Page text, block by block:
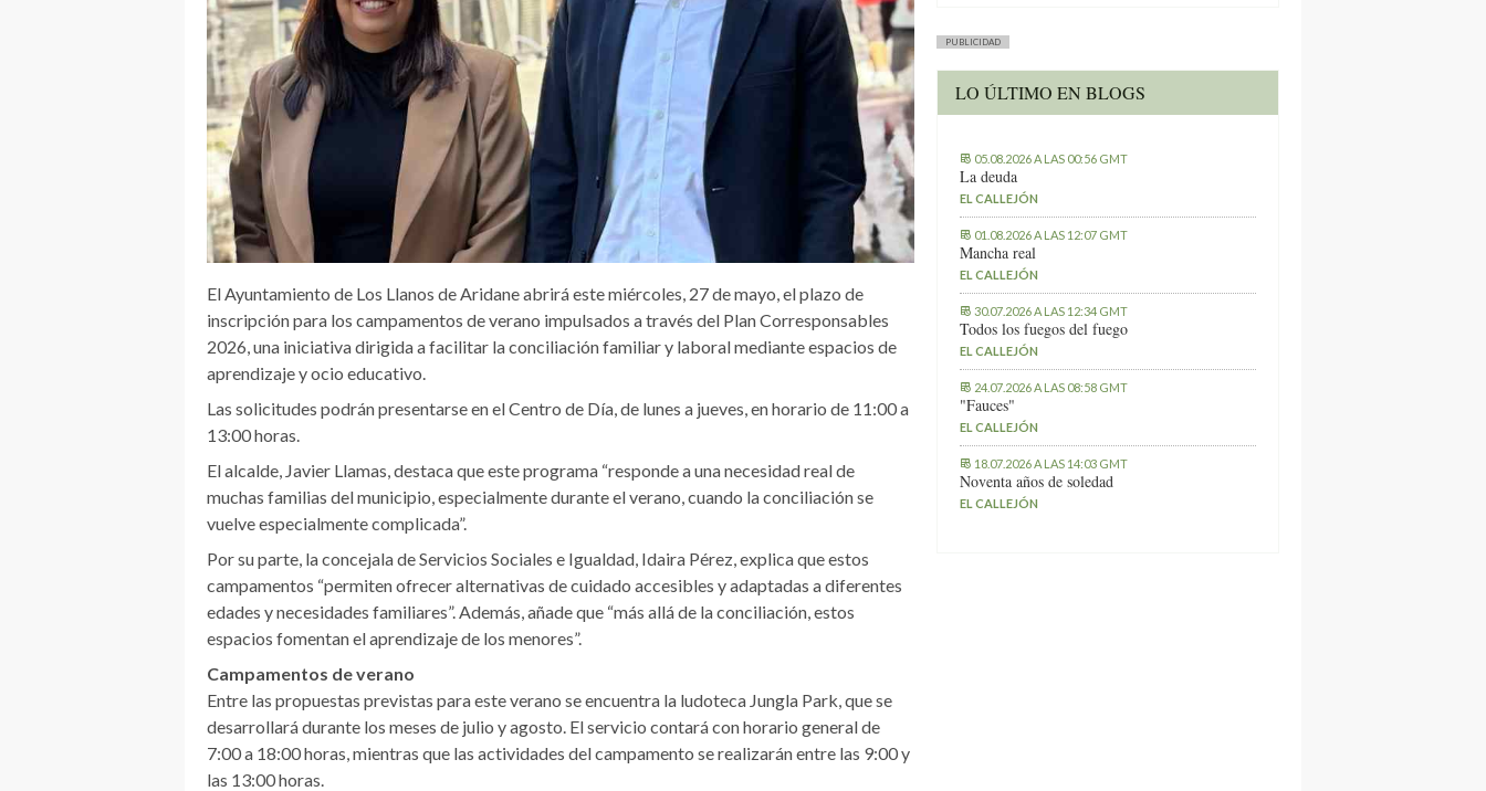
El Ayuntamiento de Los Llanos de Aridane abrirá este miércoles, 27 de mayo, el plazo de
inscripción para los campamentos de verano impulsados a través del Plan Corresponsables
2026, una iniciativa dirigida a facilitar la conciliación familiar y laboral mediante espacios de
aprendizaje y ocio educativo.
Las solicitudes podrán presentarse en el Centro de Día, de lunes a jueves, en horario de 11:00 a
13:00 horas.
El alcalde, Javier Llamas, destaca que este programa “responde a una necesidad real de
muchas familias del municipio, especialmente durante el verano, cuando la conciliación se
vuelve especialmente complicada”.
Por su parte, la concejala de Servicios Sociales e Igualdad, Idaira Pérez, explica que estos
campamentos “permiten ofrecer alternativas de cuidado accesibles y adaptadas a diferentes
edades y necesidades familiares”. Además, añade que “más allá de la conciliación, estos
espacios fomentan el aprendizaje de los menores”.
Campamentos de verano
Entre las propuestas previstas para este verano se encuentra la ludoteca Jungla Park, que se
desarrollará durante los meses de julio y agosto. El servicio contará con horario general de
7:00 a 18:00 horas, mientras que las actividades del campamento se realizarán entre las 9:00 y
las 13:00 horas.
PUBLICIDAD
LO ÚLTIMO EN BLOGS
05.08.2026 A LAS 00:56 GMT
La deuda
EL CALLEJÓN
01.08.2026 A LAS 12:07 GMT
Mancha real
EL CALLEJÓN
30.07.2026 A LAS 12:34 GMT
Todos los fuegos del fuego
EL CALLEJÓN
24.07.2026 A LAS 08:58 GMT
"Fauces"
EL CALLEJÓN
18.07.2026 A LAS 14:03 GMT
Noventa años de soledad
EL CALLEJÓN